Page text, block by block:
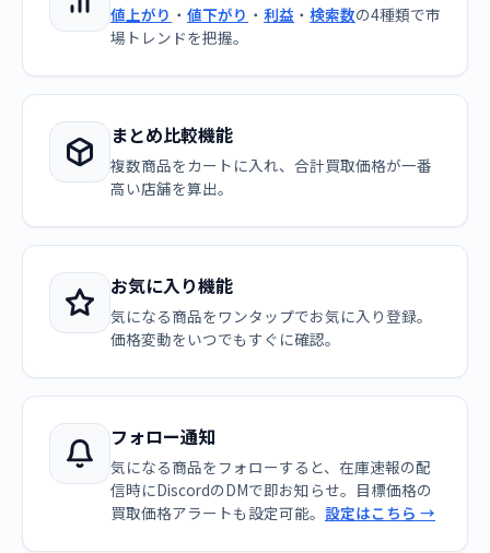
値上がり ・ 値下がり ・ 利益 ・ 検索数の4種類で市
場トレンドを把握。
まとめ比較機能
複数商品をカートに入れ、合計買取価格が一番
高い店舗を算出。
お気に入り機能
気になる商品をワンタップでお気に入り登録。
価格変動をいつでもすぐに確認。
フォロー通知
気になる商品をフォローすると、在庫速報の配
信時にDiscordのDMで即お知らせ。目標価格の
買取価格アラートも設定可能。 設定はこちら →